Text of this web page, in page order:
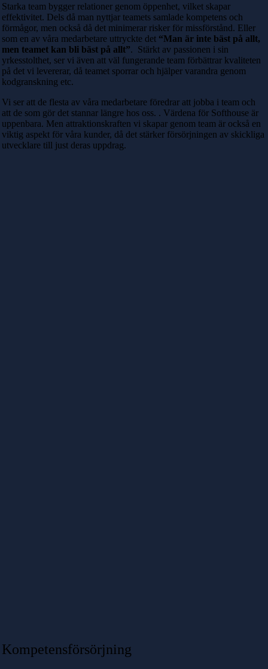
Starka team bygger relationer genom öppenhet, vilket skapar
effektivitet. Dels då man nyttjar teamets samlade kompetens och
förmågor, men också då det minimerar risker för missförstånd. Eller
som en av våra medarbetare uttryckte det “Man är inte bäst på allt,
men teamet kan bli bäst på allt”. Stärkt av passionen i sin
yrkesstolthet, ser vi även att väl fungerande team förbättrar kvaliteten
på det vi levererar, då teamet sporrar och hjälper varandra genom
kodgranskning etc.
Vi ser att de flesta av våra medarbetare föredrar att jobba i team och
att de som gör det stannar längre hos oss. . Värdena för Softhouse är
uppenbara. Men attraktionskraften vi skapar genom team är också en
viktig aspekt för våra kunder, då det stärker försörjningen av skickliga
utvecklare till just deras uppdrag.
Kompetensförsörjning